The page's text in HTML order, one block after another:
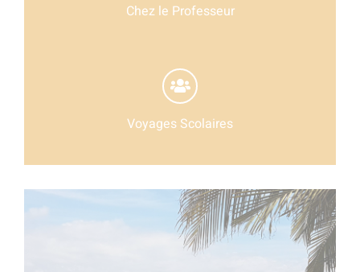
Chez le Professeur
Voyages Scolaires